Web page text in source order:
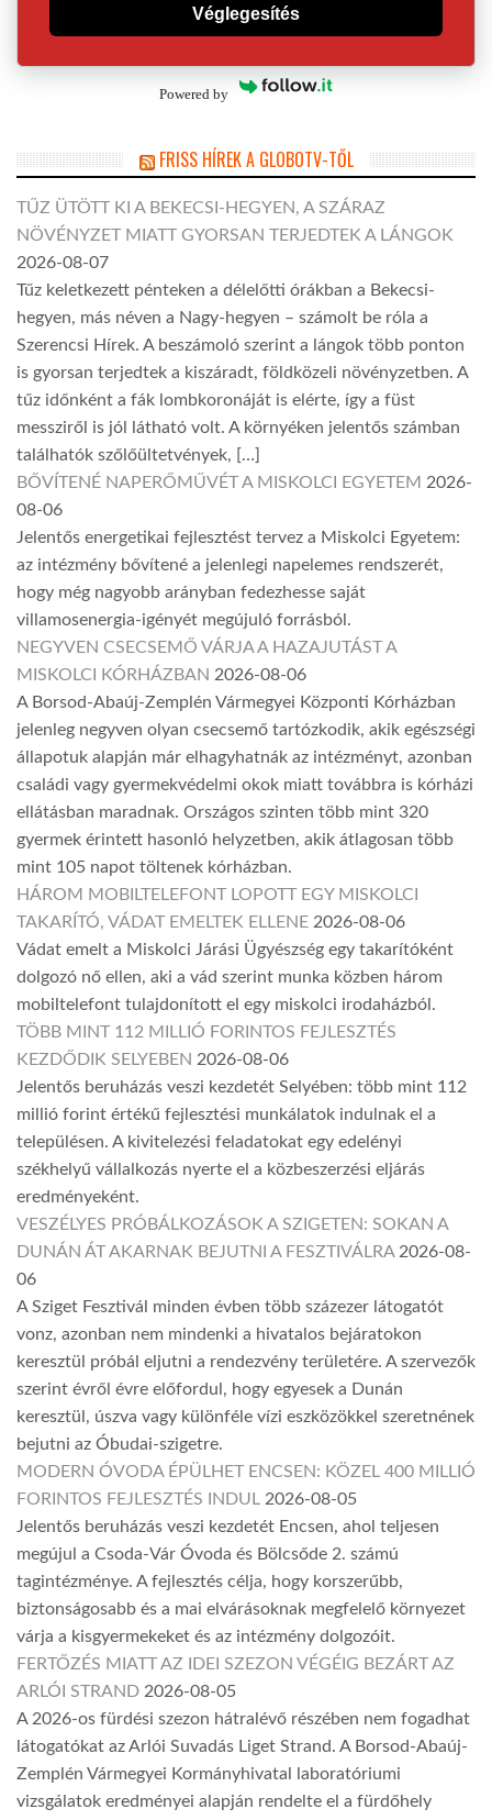
Véglegesítés
Powered by
FRISS HÍREK A GLOBOTV-TŐL
TŰZ ÜTÖTT KI A BEKECSI-HEGYEN, A SZÁRAZ
NÖVÉNYZET MIATT GYORSAN TERJEDTEK A LÁNGOK
2026-08-07
Tűz keletkezett pénteken a délelőtti órákban a Bekecsi-
hegyen, más néven a Nagy-hegyen – számolt be róla a
Szerencsi Hírek. A beszámoló szerint a lángok több ponton
is gyorsan terjedtek a kiszáradt, földközeli növényzetben. A
tűz időnként a fák lombkoronáját is elérte, így a füst
messziről is jól látható volt. A környéken jelentős számban
találhatók szőlőültetvények, […]
BŐVÍTENÉ NAPERŐMŰVÉT A MISKOLCI EGYETEM 2026-
08-06
Jelentős energetikai fejlesztést tervez a Miskolci Egyetem:
az intézmény bővítené a jelenlegi napelemes rendszerét,
hogy még nagyobb arányban fedezhesse saját
villamosenergia-igényét megújuló forrásból.
NEGYVEN CSECSEMŐ VÁRJA A HAZAJUTÁST A
MISKOLCI KÓRHÁZBAN 2026-08-06
A Borsod-Abaúj-Zemplén Vármegyei Központi Kórházban
jelenleg negyven olyan csecsemő tartózkodik, akik egészségi
állapotuk alapján már elhagyhatnák az intézményt, azonban
családi vagy gyermekvédelmi okok miatt továbbra is kórházi
ellátásban maradnak. Országos szinten több mint 320
gyermek érintett hasonló helyzetben, akik átlagosan több
mint 105 napot töltenek kórházban.
HÁROM MOBILTELEFONT LOPOTT EGY MISKOLCI
TAKARÍTÓ, VÁDAT EMELTEK ELLENE 2026-08-06
Vádat emelt a Miskolci Járási Ügyészség egy takarítóként
dolgozó nő ellen, aki a vád szerint munka közben három
mobiltelefont tulajdonított el egy miskolci irodaházból.
TÖBB MINT 112 MILLIÓ FORINTOS FEJLESZTÉS
KEZDŐDIK SELYEBEN 2026-08-06
Jelentős beruházás veszi kezdetét Selyében: több mint 112
millió forint értékű fejlesztési munkálatok indulnak el a
településen. A kivitelezési feladatokat egy edelényi
székhelyű vállalkozás nyerte el a közbeszerzési eljárás
eredményeként.
VESZÉLYES PRÓBÁLKOZÁSOK A SZIGETEN: SOKAN A
DUNÁN ÁT AKARNAK BEJUTNI A FESZTIVÁLRA 2026-08-
06
A Sziget Fesztivál minden évben több százezer látogatót
vonz, azonban nem mindenki a hivatalos bejáratokon
keresztül próbál eljutni a rendezvény területére. A szervezők
szerint évről évre előfordul, hogy egyesek a Dunán
keresztül, úszva vagy különféle vízi eszközökkel szeretnének
bejutni az Óbudai-szigetre.
MODERN ÓVODA ÉPÜLHET ENCSEN: KÖZEL 400 MILLIÓ
FORINTOS FEJLESZTÉS INDUL 2026-08-05
Jelentős beruházás veszi kezdetét Encsen, ahol teljesen
megújul a Csoda-Vár Óvoda és Bölcsőde 2. számú
tagintézménye. A fejlesztés célja, hogy korszerűbb,
biztonságosabb és a mai elvárásoknak megfelelő környezet
várja a kisgyermekeket és az intézmény dolgozóit.
FERTŐZÉS MIATT AZ IDEI SZEZON VÉGÉIG BEZÁRT AZ
ARLÓI STRAND 2026-08-05
A 2026-os fürdési szezon hátralévő részében nem fogadhat
látogatókat az Arlói Suvadás Liget Strand. A Borsod-Abaúj-
Zemplén Vármegyei Kormányhivatal laboratóriumi
vizsgálatok eredményei alapján rendelte el a fürdőhely